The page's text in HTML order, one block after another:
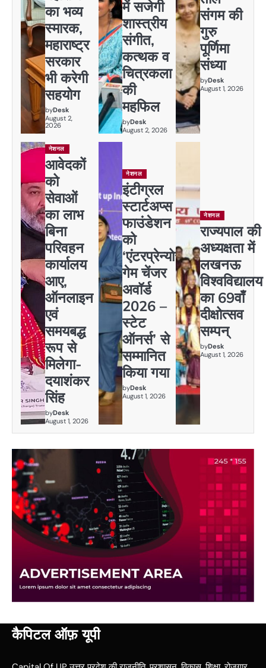
का भव्य
स्मारक,
महाराष्ट्र
सरकार
भी करेगी
सहयोग
byDesk
August 2,
2026
में सजेगी
शास्त्रीय
संगीत,
कत्थक व
चित्रकला
की
महफिल
byDesk
August 2, 2026
संगम की
गुरु
पूर्णिमा
संध्या
byDesk
August 1, 2026
नेशनल
आवेदकों
को
सेवाओं
का लाभ
बिना
परिवहन
कार्यालय
आए,
ऑनलाइन
एवं
समयबद्ध
रूप से
मिलेगा-
दयाशंकर
सिंह
byDesk
August 1, 2026
नेशनल
इंटीग्रल
स्टार्टअप्स
फाउंडेशन
को
‘एंटरप्रेन्योर
गेम चेंजर
अवॉर्ड
2026 –
स्टेट
ऑनर्स’ से
सम्मानित
किया गया
byDesk
August 1, 2026
नेशनल
राज्यपाल की
अध्यक्षता में
लखनऊ
विश्वविद्यालय
का 69वाँ
दीक्षोत्सव
सम्पन्
byDesk
August 1, 2026
कैपिटल ऑफ़ यूपी